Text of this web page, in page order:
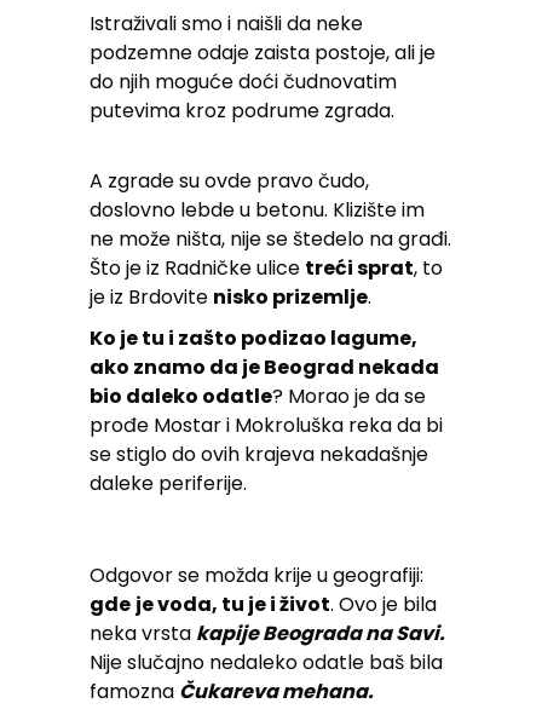
Istraživali smo i naišli da neke
podzemne odaje zaista postoje, ali je
do njih moguće doći čudnovatim
putevima kroz podrume zgrada.
A zgrade su ovde pravo čudo,
doslovno lebde u betonu. Klizište im
ne može ništa, nije se štedelo na građi.
Što je iz Radničke ulice treći sprat, to
je iz Brdovite nisko prizemlje.
Ko je tu i zašto podizao lagume,
ako znamo da je Beograd nekada
bio daleko odatle? Morao je da se
prođe Mostar i Mokroluška reka da bi
se stiglo do ovih krajeva nekadašnje
daleke periferije.
Odgovor se možda krije u geografiji:
gde je voda, tu je i život. Ovo je bila
neka vrsta kapije Beograda na Savi.
Nije slučajno nedaleko odatle baš bila
famozna Čukareva mehana.